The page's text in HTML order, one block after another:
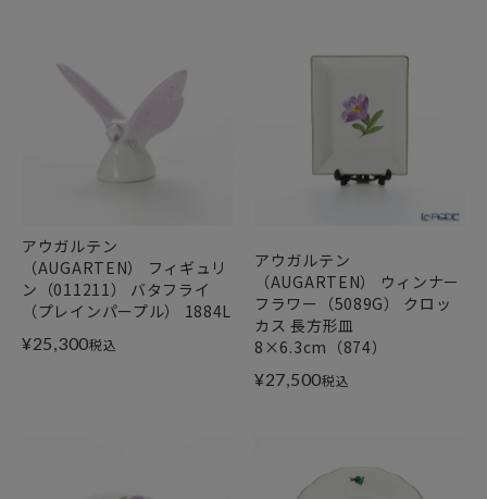
アウガルテン
（AUGARTEN） フィギュリ
ン（011211） バタフライ
（プレインパープル） 1884L
¥25,300税込
アウガルテン
（AUGARTEN） ウィンナー
フラワー（5089G） クロッ
カス 長方形皿
8×6.3cm（874）
¥27,500税込